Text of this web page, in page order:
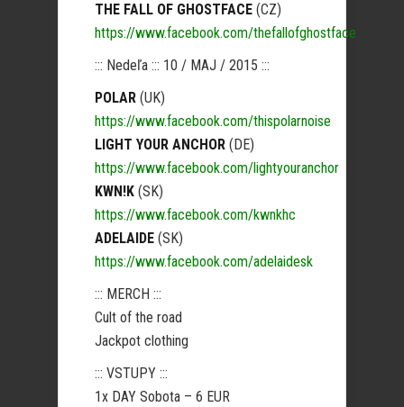
THE FALL OF GHOSTFACE (CZ)
https://www.facebook.com/thefallofghostface
::: Nedeľa ::: 10 / MAJ / 2015 :::
POLAR (UK)
https://www.facebook.com/thispolarnoise
LIGHT YOUR ANCHOR (DE)
https://www.facebook.com/lightyouranchor
KWN!K (SK)
https://www.facebook.com/kwnkhc
ADELAIDE (SK)
https://www.facebook.com/adelaidesk
::: MERCH :::
Cult of the road
Jackpot clothing
::: VSTUPY :::
1x DAY Sobota – 6 EUR